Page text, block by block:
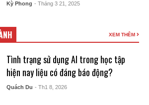
Kỳ Phong - Tháng 3 21, 2025
XEM THÊM
Tình trạng sử dụng AI trong học tập
hiện nay liệu có đáng báo động?
Quách Du - Th1 8, 2026